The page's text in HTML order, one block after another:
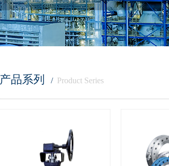
产品系列 / Product Series